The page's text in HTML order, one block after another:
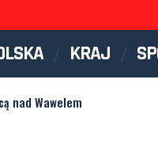
KRAJ
nad Wawelem